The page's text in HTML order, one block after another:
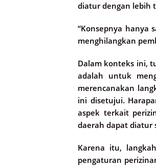
diatur dengan lebih
“Konsepnya hanya
menghilangkan
Dalam konteks ini,
adalah untuk
merencanakan
ini disetujui.
aspek terkait
daerah dapat diatur
Karena itu,
pengaturan